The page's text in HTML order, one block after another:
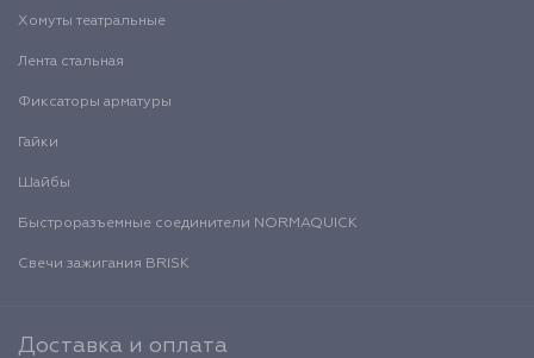
Хомуты театральные
Лента стальная
Фиксаторы арматуры
Гайки
Шайбы
Быстроразъемные соединители NORMAQUICK
Свечи зажигания BRISK
Доставка и оплата